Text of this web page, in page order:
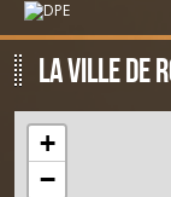
La ville de
+
−